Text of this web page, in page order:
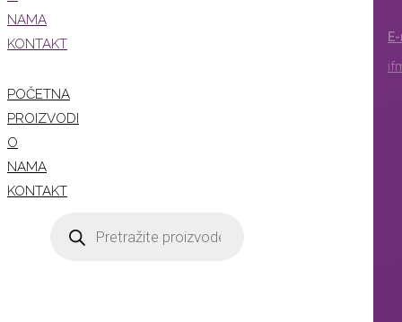
NAMA
KONTAKT
POČETNA
PROIZVODI
O
NAMA
KONTAKT
search